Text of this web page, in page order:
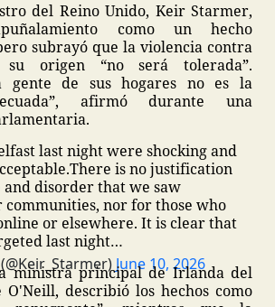
del Reino Unido, Keir Starmer,
como un hecho
subrayó que la violencia contra
su origen “no será tolerada”.
gente de sus hogares no es la
afirmó durante una
last night were shocking and
There is no justification
disorder that we saw
nor for those who
or elsewhere. It is clear that
last night…
June 10, 2026
ministra principal de Irlanda del
describió los hechos como